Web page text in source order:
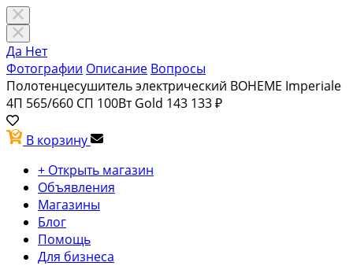
Да Нет
Фотографии Описание Вопросы
Полотенцесушитель электрический BOHEME Imperiale
4П 565/660 СП 100Вт Gold 143 133 ₽
В корзину
+ Открыть магазин
Объявления
Магазины
Блог
Помощь
Для бизнеса